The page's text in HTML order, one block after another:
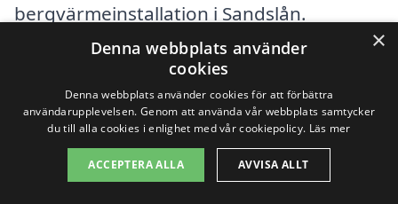
bergvärmeinstallation i Sandslån.
Få 3 erbjudanden, gratis och utan
förpliktelser
×
Denna webbplats använder
cookies
Denna webbplats använder cookies för att förbättra
användarupplevelsen. Genom att använda vår webbplats samtycker
du till alla cookies i enlighet med vår cookiepolicy. Läs mer
ACCEPTERA ALLA AVVISA ALLT